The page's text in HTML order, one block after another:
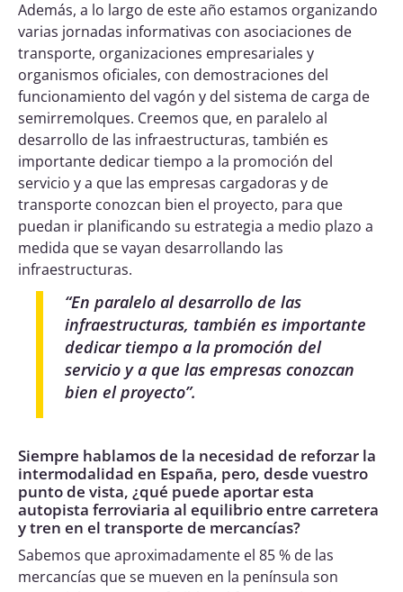
Además, a lo largo de este año estamos organizando
varias jornadas informativas con asociaciones de
transporte, organizaciones empresariales y
organismos oficiales, con demostraciones del
funcionamiento del vagón y del sistema de carga de
semirremolques. Creemos que, en paralelo al
desarrollo de las infraestructuras, también es
importante dedicar tiempo a la promoción del
servicio y a que las empresas cargadoras y de
transporte conozcan bien el proyecto, para que
puedan ir planificando su estrategia a medio plazo a
medida que se vayan desarrollando las
infraestructuras.
“En paralelo al desarrollo de las
infraestructuras, también es importante
dedicar tiempo a la promoción del
servicio y a que las empresas conozcan
bien el proyecto”.
Siempre hablamos de la necesidad de reforzar la
intermodalidad en España, pero, desde vuestro
punto de vista, ¿qué puede aportar esta
autopista ferroviaria al equilibrio entre carretera
y tren en el transporte de mercancías?
Sabemos que aproximadamente el 85 % de las
mercancías que se mueven en la península son